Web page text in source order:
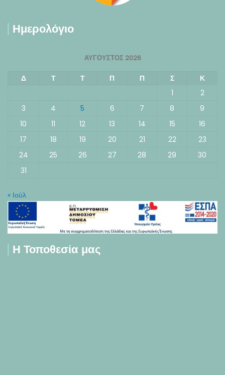
Ημερολόγιο
ΑΎΓΟΥΣΤΟΣ 2026
Δ Τ Τ Π Π Σ
Κ
1
2
3
4 5 6 7 8
9
10
11 12 13 14 15
16
17
18 19 20 21 22
23
24
25 26 27 28 29
30
31
« Ιούλ
Η Τοποθεσία μας